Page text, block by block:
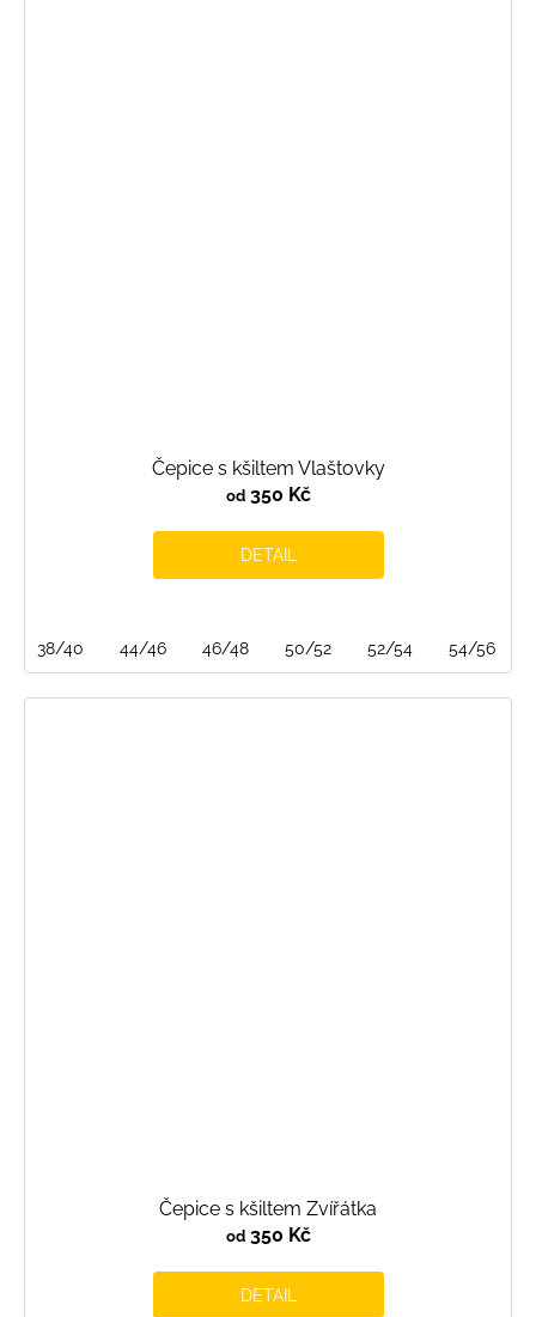
Čepice s kšiltem Vlaštovky
od350 Kč
DETAIL
38/40 44/46 46/48 50/52 52/54 54/56
Čepice s kšiltem Zvířátka
od350 Kč
DETAIL